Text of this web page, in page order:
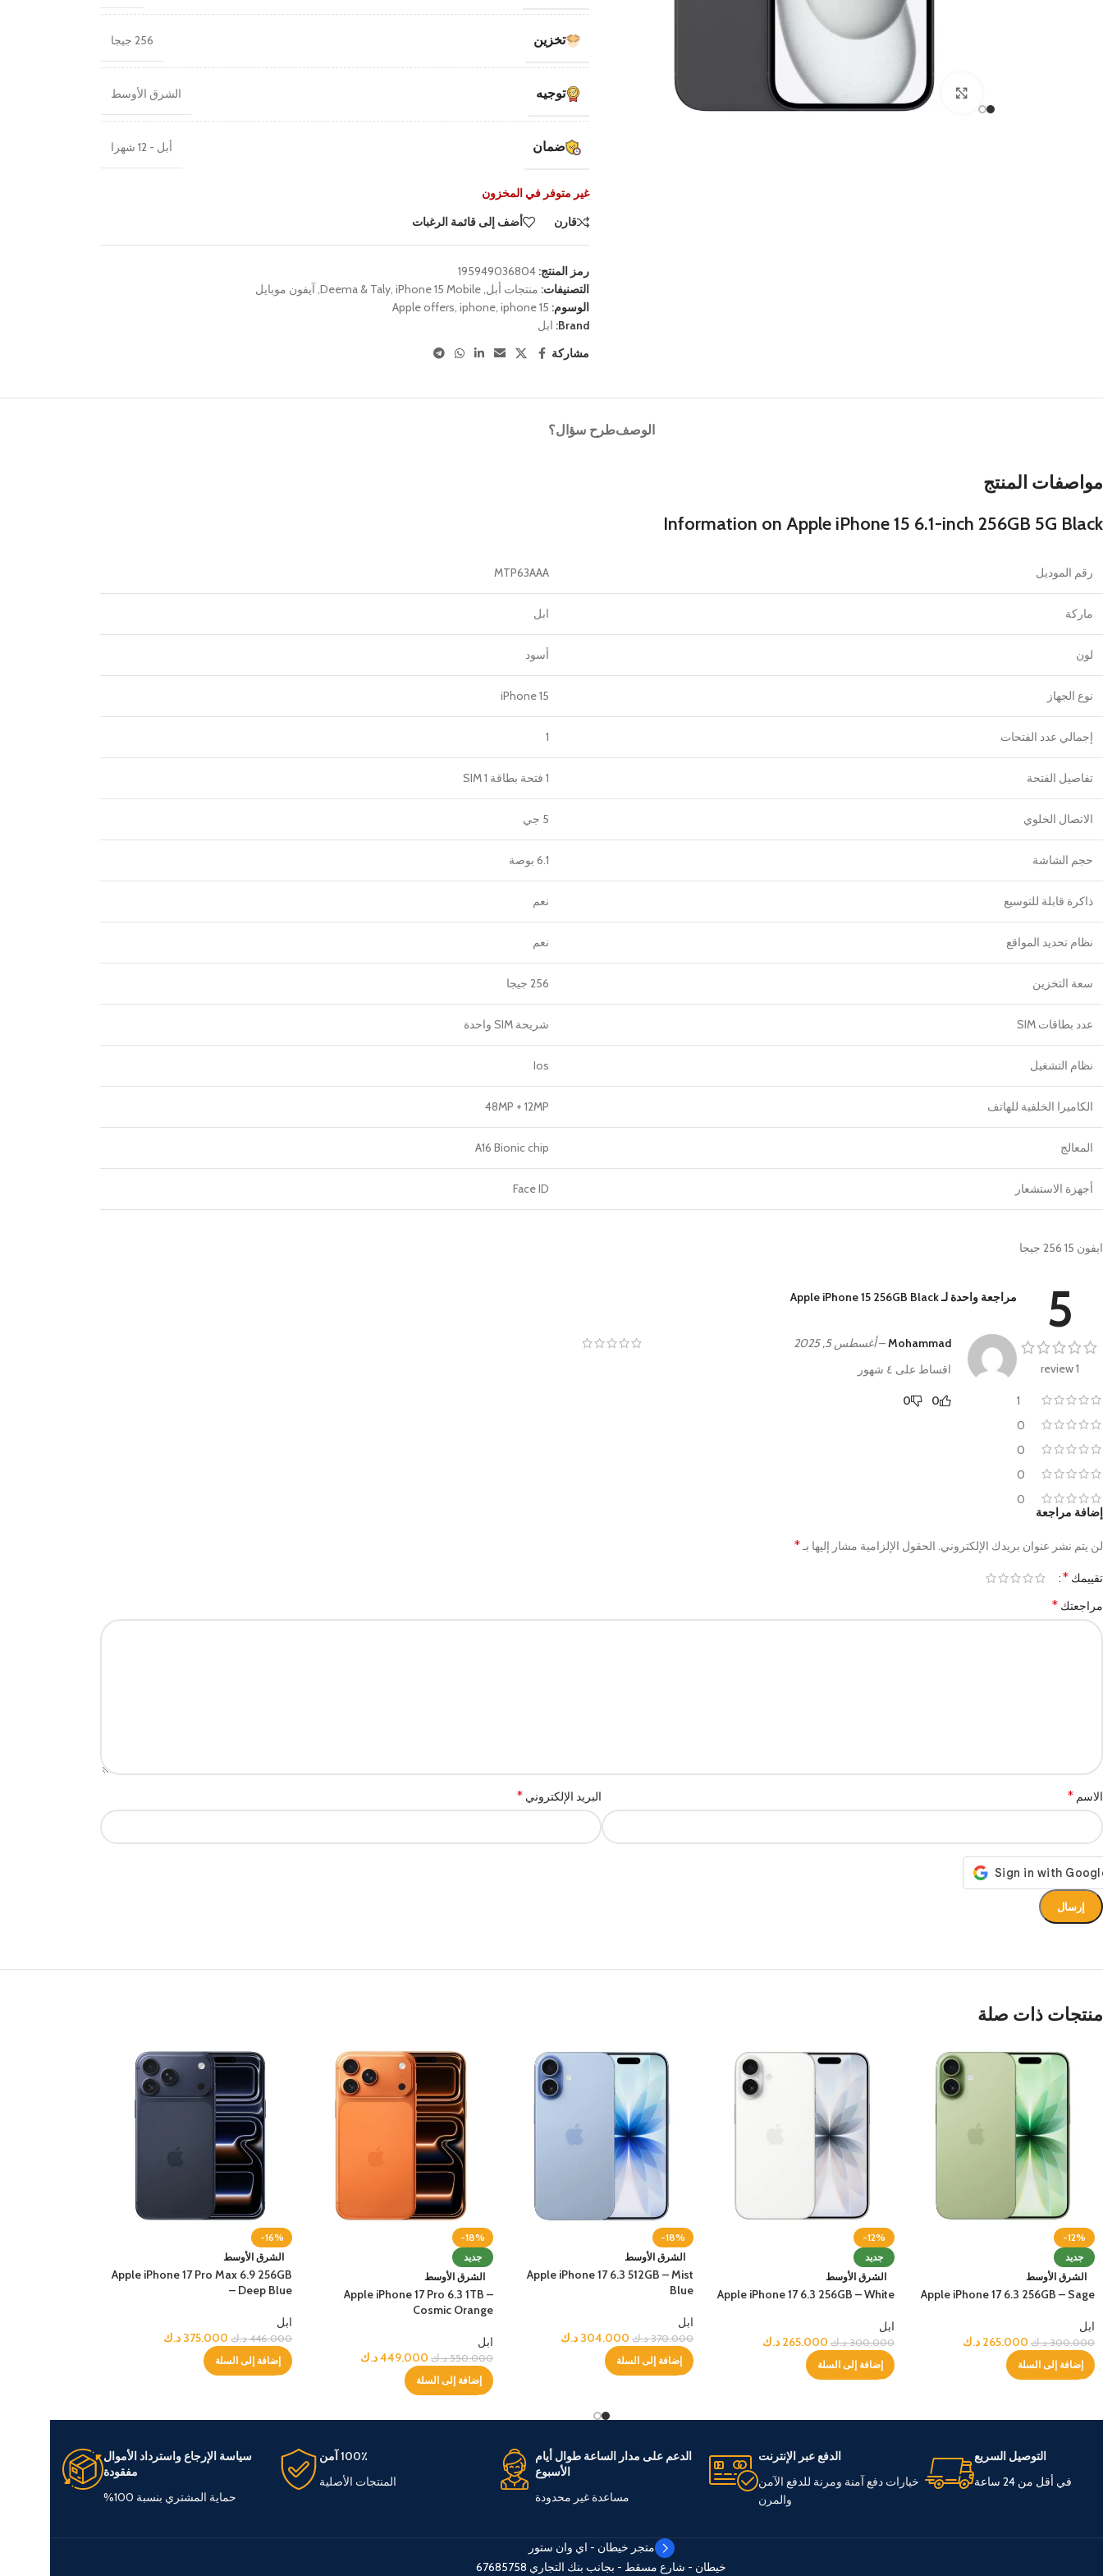
Click to enlarge
تخزين 256 جيجا
توجيه الشرق الأوسط
ضمان أبل - 12 شهرا
غير متوفر في المخزون
قارن
أضف إلى قائمة الرغبات
رمز المنتج: 195949036804
التصنيفات: منتجات أبل Deema & Taly iPhone 15 Mobile
, آيفون موبايل
الوسوم:
Apple offers iphone iphone 15
Brand: ابل
مشاركة
الوصفطرح سؤال؟
مواصفات المنتج
Information on Apple iPhone 15 6.1-inch 256GB 5G Black
رقم الموديل MTP63AAA
ماركة ابل
لون أسود
نوع الجهاز iPhone 15
إجمالي عدد الفتحات 1
تفاصيل الفتحة 1 فتحة بطاقة SIM 1
الاتصال الخلوي 5 جي
حجم الشاشة 6.1 بوصة
ذاكرة قابلة للتوسيع نعم
نظام تحديد المواقع نعم
سعة التخزين 256 جيجا
عدد بطاقات SIM شريحة SIM واحدة
نظام التشغيل Ios
الكاميرا الخلفية للهاتف 48MP + 12MP
المعالج A16 Bionic chip
أجهزة الاستشعار Face ID
ايفون 15 256 جيجا
5
1 review
1
0
0
0
0
مراجعة واحدة لـApple iPhone 15 256GB Black
Mohammad
–أغسطس 5, 2025
اقساط على ٤ شهور
0
0
إضافة مراجعة
لن يتم نشر عنوان بريدك الإلكتروني. الحقول الإلزامية مشار إليها بـ*
تقييمك *
مراجعتك *
الاسم * البريد الإلكتروني *
منتجات ذات صلة
-12%
جديد
الشرق الأوسط
Apple iPhone 17 6.3 256GB – Sage
ابل
300.000 د.ك 265.000 د.ك
إضافة إلى السلة
-12%
جديد
الشرق الأوسط
Apple iPhone 17 6.3 256GB – White
ابل
300.000 د.ك 265.000 د.ك
إضافة إلى السلة
-18%
الشرق الأوسط
Apple iPhone 17 6.3 512GB – Mist
Blue
ابل
370.000 د.ك 304.000 د.ك
إضافة إلى السلة
-18%
جديد
الشرق الأوسط
Apple iPhone 17 Pro 6.3 1TB –
Cosmic Orange
ابل
550.000 د.ك 449.000د.ك
إضافة إلى السلة
-16%
الشرق الأوسط
Apple iPhone 17 Pro Max 6.9 256GB
– Deep Blue
ابل
446.000 د.ك 375.000 د.ك
إضافة إلى السلة
التوصيل السريع
في أقل من 24 ساعة
الدفع عبر الإنترنت
خيارات دفع آمنة ومرنة للدفع الآمن
والمرن
الدعم على مدار الساعة طوال أيام
الأسبوع
مساعدة غير محدودة
100٪ آمن
المنتجات الأصلية
سياسة الإرجاع واسترداد الأموال
مفقودة
حماية المشتري بنسبة 100%
متجر خيطان - اي وان ستور
خيطان - شارع مسقط - بجانب بنك التجاري 67685758